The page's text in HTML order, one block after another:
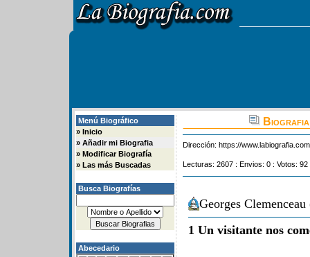
Menú Biográfico
» Inicio
» Añadir mi Biografia
» Modificar Biografía
» Las más Buscadas
Busca Biografías
Abecedario
Biografia
Dirección: https://
Lecturas: 2607 : Envios: 0 : Votos:
Georges
1 Un visitante nos